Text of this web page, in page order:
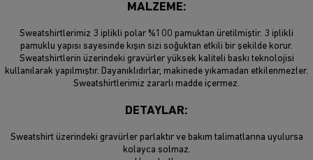
MALZEME:
Sweatshirtlerimiz 3 iplikli polar %100 pamuktan üretilmiştir. 3 iplikli
pamuklu yapısı sayesinde kışın sizi soğuktan etkili bir şekilde korur.
Sweatshirtlerin üzerindeki gravürler yüksek kaliteli baskı teknolojisi
kullanılarak yapılmıştır. Dayanıklıdırlar, makinede yıkamadan etkilenmezler.
Sweatshirtlerimiz zararlı madde içermez.
DETAYLAR:
Sweatshirt üzerindeki gravürler parlaktır ve bakım talimatlarına uyulursa
kolayca solmaz.